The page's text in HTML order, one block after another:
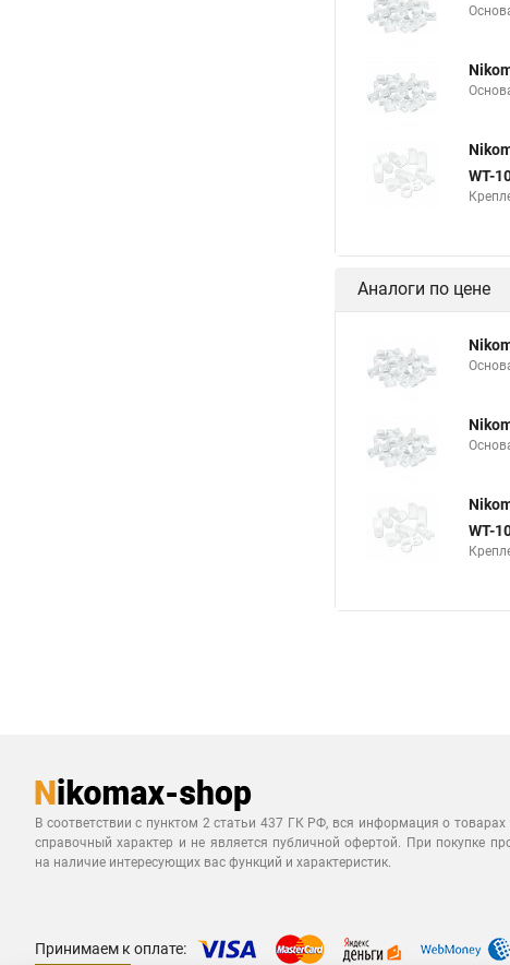
WT-
Аналоги по цене
WT-
В соответствии с пунктом 2 статьи 437 ГК РФ, вся информация о товарах
справочный характер и не является публичной офертой. При покупке
на наличие интересующих вас функций и характеристик.
Принимаем к оплате: